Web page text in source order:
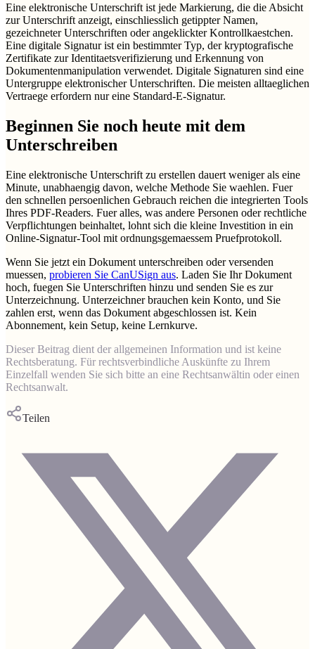
Eine elektronische Unterschrift ist jede Markierung, die die Absicht
zur Unterschrift anzeigt, einschliesslich getippter Namen,
gezeichneter Unterschriften oder angeklickter Kontrollkaestchen.
Eine digitale Signatur ist ein bestimmter Typ, der kryptografische
Zertifikate zur Identitaetsverifizierung und Erkennung von
Dokumentenmanipulation verwendet. Digitale Signaturen sind eine
Untergruppe elektronischer Unterschriften. Die meisten alltaeglichen
Vertraege erfordern nur eine Standard-E-Signatur.
Beginnen Sie noch heute mit dem
Unterschreiben
Eine elektronische Unterschrift zu erstellen dauert weniger als eine
Minute, unabhaengig davon, welche Methode Sie waehlen. Fuer
den schnellen persoenlichen Gebrauch reichen die integrierten Tools
Ihres PDF-Readers. Fuer alles, was andere Personen oder rechtliche
Verpflichtungen beinhaltet, lohnt sich die kleine Investition in ein
Online-Signatur-Tool mit ordnungsgemaessem Pruefprotokoll.
Wenn Sie jetzt ein Dokument unterschreiben oder versenden
muessen, probieren Sie CanUSign aus. Laden Sie Ihr Dokument
hoch, fuegen Sie Unterschriften hinzu und senden Sie es zur
Unterzeichnung. Unterzeichner brauchen kein Konto, und Sie
zahlen erst, wenn das Dokument abgeschlossen ist. Kein
Abonnement, kein Setup, keine Lernkurve.
Dieser Beitrag dient der allgemeinen Information und ist keine
Rechtsberatung. Für rechtsverbindliche Auskünfte zu Ihrem
Einzelfall wenden Sie sich bitte an eine Rechtsanwältin oder einen
Rechtsanwalt.
Teilen